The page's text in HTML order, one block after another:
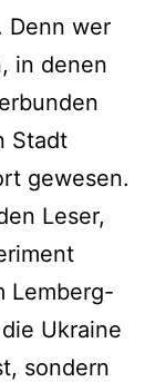
Denn wer
in denen
Stadt
gewesen.
Leser,
Lemberg-
Ukraine
sondern